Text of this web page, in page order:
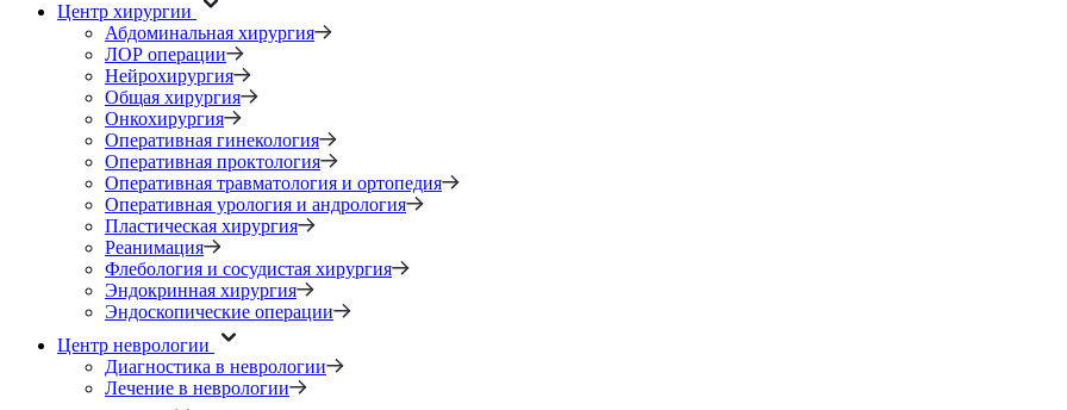
Центр хирургии
Абдоминальная хирургия
ЛОР операции
Нейрохирургия
Общая хирургия
Онкохирургия
Оперативная гинекология
Оперативная проктология
Оперативная травматология и ортопедия
Оперативная урология и андрология
Пластическая хирургия
Реанимация
Флебология и сосудистая хирургия
Эндокринная хирургия
Эндоскопические операции
Центр неврологии
Диагностика в неврологии
Лечение в неврологии